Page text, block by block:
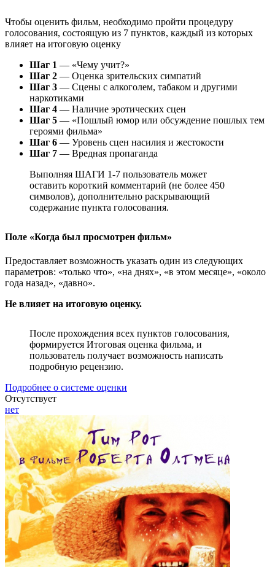
Чтобы оценить фильм, необходимо пройти процедуру
голосования, состоящую из 7 пунктов, каждый из которых
влияет на итоговую оценку
Шаг 1 — «Чему учит?»
Шаг 2 — Оценка зрительских симпатий
Шаг 3 — Сцены с алкоголем, табаком и другими
наркотиками
Шаг 4 — Наличие эротических сцен
Шаг 5 — «Пошлый юмор или обсуждение пошлых тем
героями фильма»
Шаг 6 — Уровень сцен насилия и жестокости
Шаг 7 — Вредная пропаганда
Выполняя ШАГИ 1-7 пользователь может
оставить короткий комментарий (не более 450
символов), дополнительно раскрывающий
содержание пункта голосования.
Поле «Когда был просмотрен фильм»
Предоставляет возможность указать один из следующих
параметров: «только что», «на днях», «в этом месяце», «около
года назад», «давно».
Не влияет на итоговую оценку.
После прохождения всех пунктов голосования,
формируется Итоговая оценка фильма, и
пользователь получает возможность написать
подробную рецензию.
Подробнее о системе оценки
Отсутствует
нет